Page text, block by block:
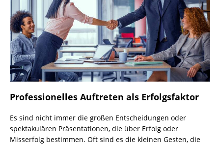
Professionelles Auftreten als Erfolgsfaktor
Es sind nicht immer die großen Entscheidungen oder
spektakulären Präsentationen, die über Erfolg oder
Misserfolg bestimmen. Oft sind es die kleinen Gesten, die